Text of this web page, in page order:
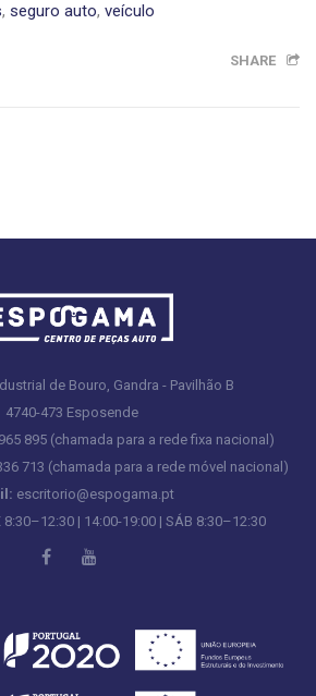
, seguro auto, veículo
SHARE
de Bouro, Gandra - Pavilhão B
4740-473 Esposende
895 (chamada para a rede fixa nacional)
713 (chamada para a rede móvel nacional)
escritorio@espogama.pt
8:30–12:30 | 14:00-19:00 | SÁB 8:30–12:30